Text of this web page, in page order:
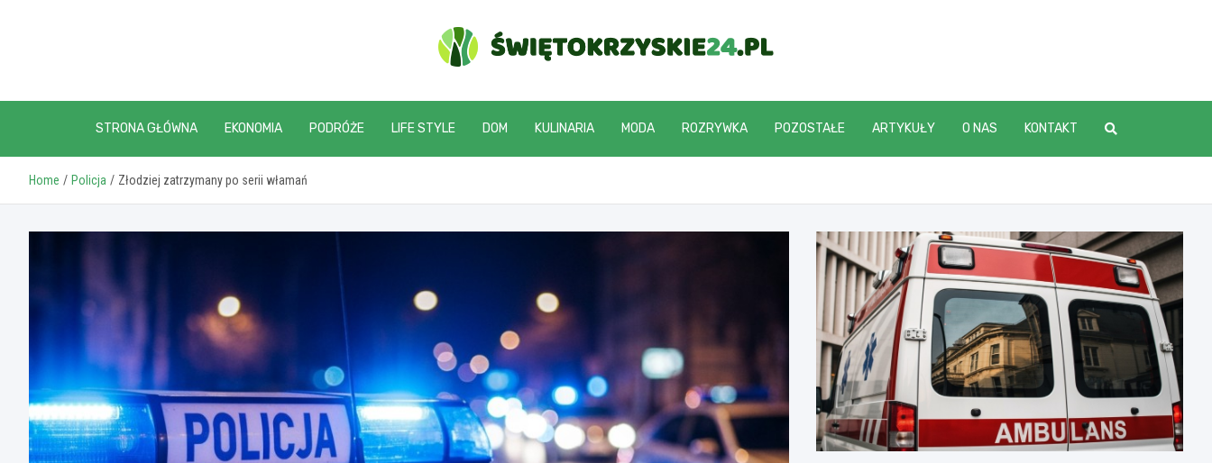
swietokrzyskie24.pl
STRONA GŁÓWNA EKONOMIA PODRÓŻE LIFE STYLE DOM KULINARIA MODA ROZRYWKA POZOSTAŁE ARTYKUŁY O NAS KONTAKT
Home Policja Złodziej zatrzymany po serii włamań